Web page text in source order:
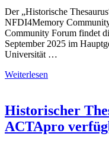
Der „Historische
NFDI4Memory
Community Forum findet
September 2025 im
Universität …
Weiterlesen
Historischer
ACTApro